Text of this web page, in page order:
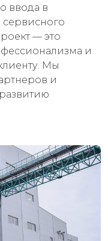
ввода в
— это
и
Мы
и